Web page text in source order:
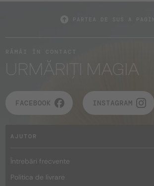
URMĂRIȚI MAGIA
FACEBOOK INSTAGRAM
AJUTOR
Întrebări frecvente
Politica de livrare